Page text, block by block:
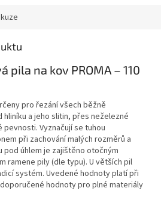
pila na kov PROMA – 110
pro řezání všech běžně
a jeho slitin, přes neželezné
Vyznačují se tuhou
při zachování malých rozměrů a
pod úhlem je zajištěno otočným
ramene pily (dle typu). U větších pil
systém. Uvedené hodnoty platí při
hodnoty pro plné materiály